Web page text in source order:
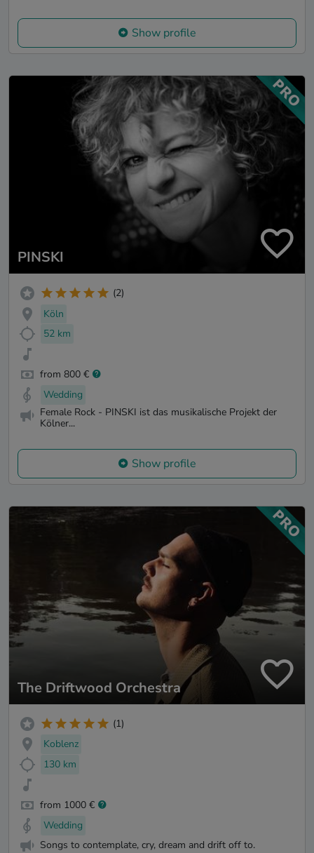
Show profile
PINSKI
(2)
Köln
52 km
from 800 €
Wedding
Female Rock - PINSKI ist das musikalische Projekt der
Kölner...
Show profile
The Driftwood Orchestra
(1)
Koblenz
130 km
from 1000 €
Wedding
Songs to contemplate, cry, dream and drift off to.